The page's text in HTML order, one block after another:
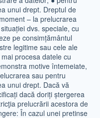
unui drept. Dreptul de
– la prelucrarea
dvs. speciale, cu
pe consimțământul
legitime sau cele ale
procesa datele cu
motive întemeiate,
sau pentru
unui drept. Dacă vă
dacă doriți ștergerea
prelucrării acestora de
În cazul unei pretinse